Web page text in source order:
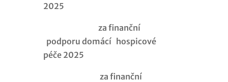
2025
za finanční
podporu domácí hospicové
péče 2025
za finanční